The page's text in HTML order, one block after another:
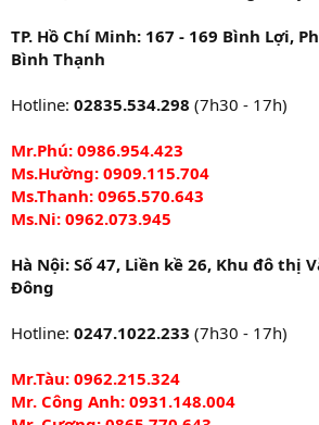
TP. Hồ Chí Minh: 167 - 169 Bình Lợi,
Bình Thạnh
Hotline: 02835.534.298 (7h30 - 17h)
Mr.Phú: 0986.954.423
Ms.Hường: 0909.115.704
Ms.Thanh: 0965.570.643
Ms.Ni: 0962.073.945
Hà Nội: Số 47, Liền kề 26, Khu đô thị
Đông
Hotline: 0247.1022.233 (7h30 - 17h)
Mr.Tàu: 0962.215.324
Mr. Công Anh: 0931.148.004